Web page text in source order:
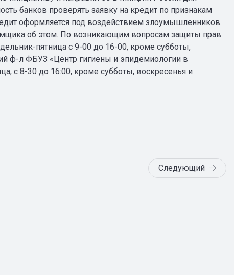
банков проверять заявку на кредит по признакам
оформляется под воздействием злоумышленников.
об этом. По возникающим вопросам защиты прав
пятница с 9-00 до 16-00, кроме субботы,
ф-л ФБУЗ «Центр гигиены и эпидемиологии в
с 8-30 до 16:00, кроме субботы, воскресенья и
Следующий